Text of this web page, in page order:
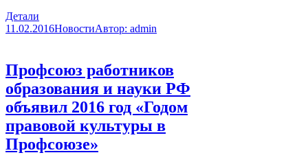
Детали
11.02.2016НовостиАвтор: admin
Профсоюз работников
образования и науки РФ
объявил 2016 год «Годом
правовой культуры в
Профсоюзе»